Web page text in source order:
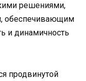
решениями,
обеспечивающим
и динамичность
продвинутой